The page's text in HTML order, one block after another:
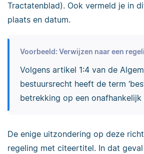
Tractatenblad). Ook vermeld je in
plaats en datum.
Voorbeeld: Verwijzen naar een
Volgens artikel 1:4 van de
bestuursrecht heeft de term
betrekking op een onafhankelijk
De enige uitzondering op deze
regeling met citeertitel. In dat